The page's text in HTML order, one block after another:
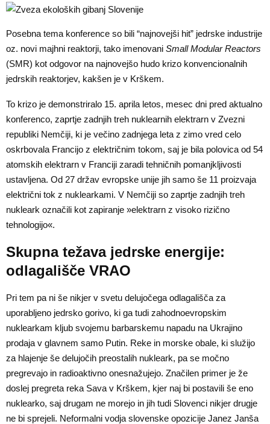
Posebna tema konference so bili “najnovejši hit” jedrske industrije
oz. novi majhni reaktorji, tako imenovani Small Modular Reactors
(SMR) kot odgovor na najnovejšo hudo krizo konvencionalnih
jedrskih reaktorjev, kakšen je v Krškem.
To krizo je demonstriralo 15. aprila letos, mesec dni pred aktualno
konferenco, zaprtje zadnjih treh nuklearnih elektrarn v Zvezni
republiki Nemčiji, ki je večino zadnjega leta z zimo vred celo
oskrbovala Francijo z električnim tokom, saj je bila polovica od 54
atomskih elektrarn v Franciji zaradi tehničnih pomanjkljivosti
ustavljena. Od 27 držav evropske unije jih samo še 11 proizvaja
električni tok z nuklearkami. V Nemčiji so zaprtje zadnjih treh
nukleark označili kot zapiranje »elektrarn z visoko rizično
tehnologijo«.
Skupna težava jedrske energije:
odlagališče VRAO
Pri tem pa ni še nikjer v svetu delujočega odlagališča za
uporabljeno jedrsko gorivo, ki ga tudi zahodnoevropskim
nuklearkam kljub svojemu barbarskemu napadu na Ukrajino
prodaja v glavnem samo Putin. Reke in morske obale, ki služijo
za hlajenje še delujočih preostalih nukleark, pa se močno
pregrevajo in radioaktivno onesnažujejo. Značilen primer je že
doslej pregreta reka Sava v Krškem, kjer naj bi postavili še eno
nuklearko, saj drugam ne morejo in jih tudi Slovenci nikjer drugje
ne bi sprejeli. Neformalni vodja slovenske opozicije Janez Janša